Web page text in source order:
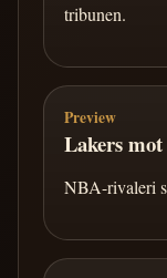
tribunen.
Preview
Lakers
NBA-rivaleri